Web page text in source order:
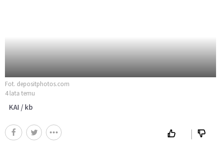
Fot. depositphotos.com
4 lata temu
KAI / kb